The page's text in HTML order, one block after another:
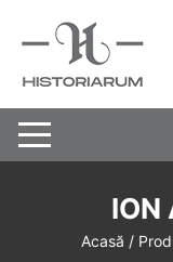
ION
Acasă /